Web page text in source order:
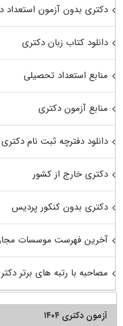
دکتری بدون آزمون استعداد
دانلود کتاب زبان دکتری
منابع استعداد تحصیلی
منابع آزمون دکتری
دانلود دفترچه ثبت نام
دکتری خارج از کشور
دکتری بدون کنکور پردیس
آخرین فهرست موسسات مجاز
مصاحبه با رتبه های برتر
آزمون دکتری ۱۴۰۴